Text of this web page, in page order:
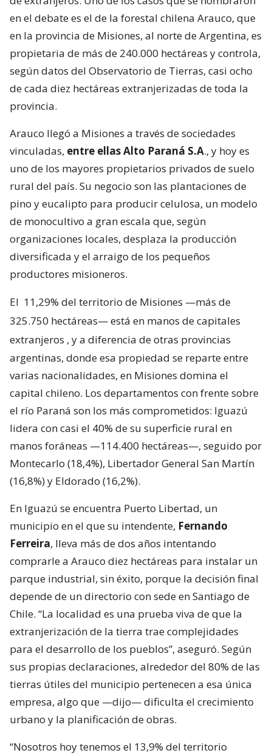
en el debate es el de la forestal chilena Arauco, que
en la provincia de Misiones, al norte de Argentina, es
propietaria de más de 240.000 hectáreas y controla,
según datos del Observatorio de Tierras, casi ocho
de cada diez hectáreas extranjerizadas de toda la
provincia.
Arauco llegó a Misiones a través de sociedades
vinculadas, entre ellas Alto Paraná S.A., y hoy es
uno de los mayores propietarios privados de suelo
rural del país. Su negocio son las plantaciones de
pino y eucalipto para producir celulosa, un modelo
de monocultivo a gran escala que, según
organizaciones locales, desplaza la producción
diversificada y el arraigo de los pequeños
productores misioneros.
El 11,29% del territorio de Misiones —más de
325.750 hectáreas— está en manos de capitales
extranjeros , y a diferencia de otras provincias
argentinas, donde esa propiedad se reparte entre
varias nacionalidades, en Misiones domina el
capital chileno. Los departamentos con frente sobre
el río Paraná son los más comprometidos: Iguazú
lidera con casi el 40% de su superficie rural en
manos foráneas —114.400 hectáreas—, seguido por
Montecarlo (18,4%), Libertador General San Martín
(16,8%) y Eldorado (16,2%).
En Iguazú se encuentra Puerto Libertad, un
municipio en el que su intendente, Fernando
Ferreira, lleva más de dos años intentando
comprarle a Arauco diez hectáreas para instalar un
parque industrial, sin éxito, porque la decisión final
depende de un directorio con sede en Santiago de
Chile. “La localidad es una prueba viva de que la
extranjerización de la tierra trae complejidades
para el desarrollo de los pueblos”, aseguró. Según
sus propias declaraciones, alrededor del 80% de las
tierras útiles del municipio pertenecen a esa única
empresa, algo que —dijo— dificulta el crecimiento
urbano y la planificación de obras.
“Nosotros hoy tenemos el 13,9% del territorio